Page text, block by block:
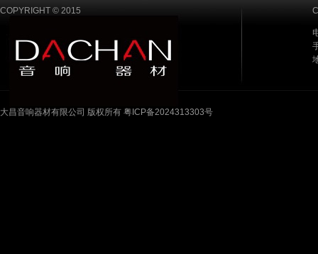
COPYRIGHT © 2015
大昌音响器材有限公司 版权所有 粤ICP备2024313303号